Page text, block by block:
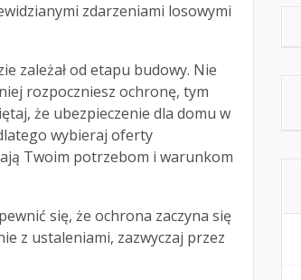
zdarzeniami losowymi
zależał od etapu budowy. Nie
rozpoczniesz ochronę, tym
że ubezpieczenie dla domu w
wybieraj oferty
Twoim potrzebom i warunkom
się, że ochrona zaczyna się
z ustaleniami, zazwyczaj przez